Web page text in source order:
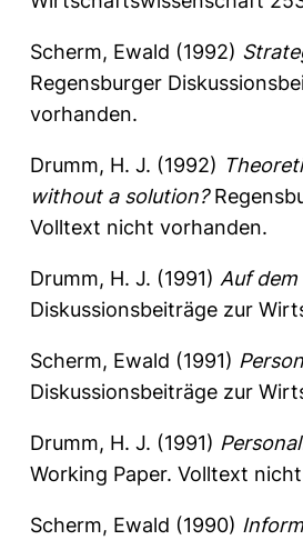
Scherm, Ewald (1992)
Regensburger
vorhanden.
Drumm, H. J. (1992)
without a solution?
Volltext nicht vorhanden.
Drumm, H. J. (1991) Auf
Diskussionsbeiträge zur
Scherm, Ewald (1991)
Diskussionsbeiträge zur
Drumm, H. J. (1991)
Working Paper. Volltext
Scherm, Ewald (1990)